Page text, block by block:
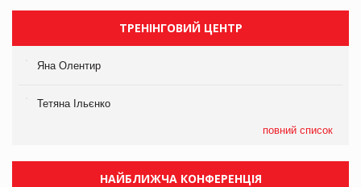
ТРЕНІНГОВИЙ ЦЕНТР
Яна Олентир
Тетяна Ільєнко
повний список
НАЙБЛИЖЧА КОНФЕРЕНЦІЯ